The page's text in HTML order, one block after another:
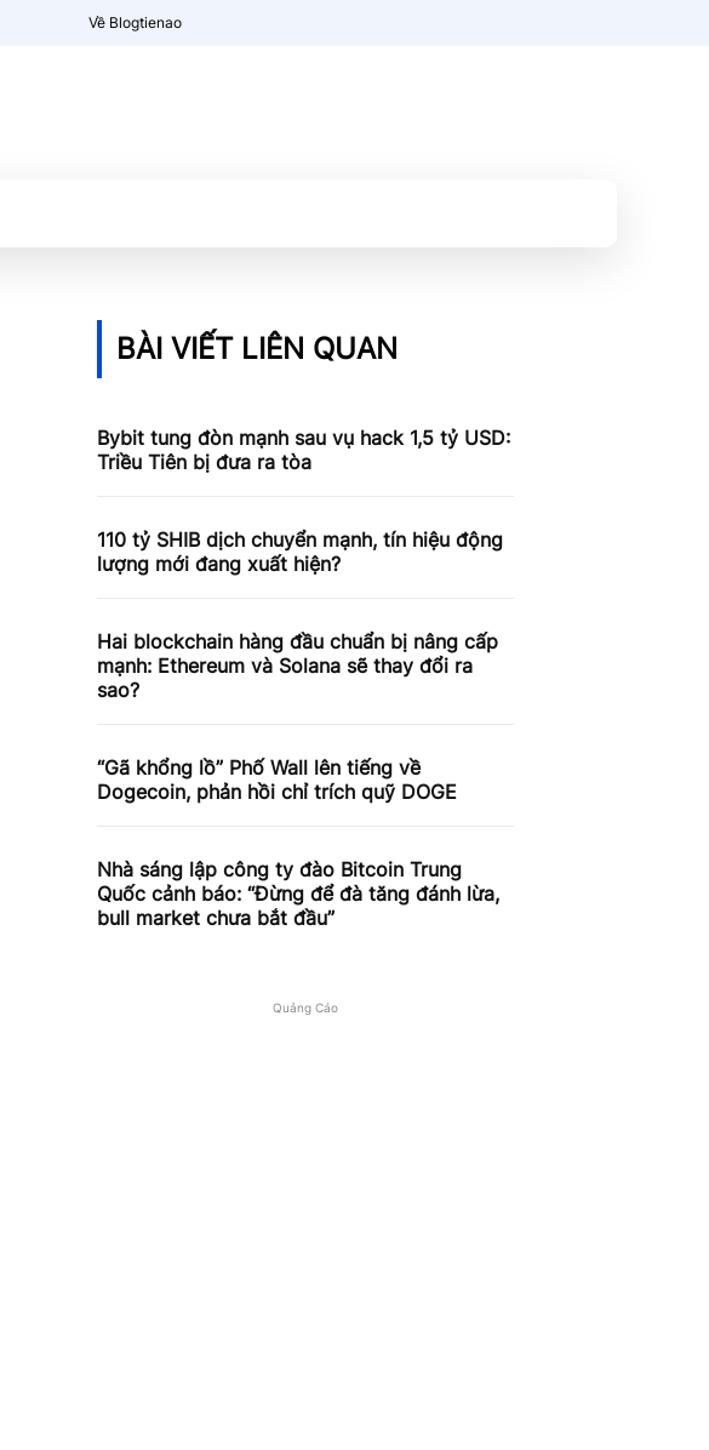
Về Blogtienao
BÀI VIẾT LIÊN QUAN
Bybit tung đòn mạnh sau vụ hack 1,5 tỷ USD:
Triều Tiên bị đưa ra tòa
110 tỷ SHIB dịch chuyển mạnh, tín hiệu động
lượng mới đang xuất hiện?
Hai blockchain hàng đầu chuẩn bị nâng cấp
mạnh: Ethereum và Solana sẽ thay đổi ra
sao?
“Gã khổng lồ” Phố Wall lên tiếng về
Dogecoin, phản hồi chỉ trích quỹ DOGE
Nhà sáng lập công ty đào Bitcoin Trung
Quốc cảnh báo: “Đừng để đà tăng đánh lừa,
bull market chưa bắt đầu”
Quảng Cáo